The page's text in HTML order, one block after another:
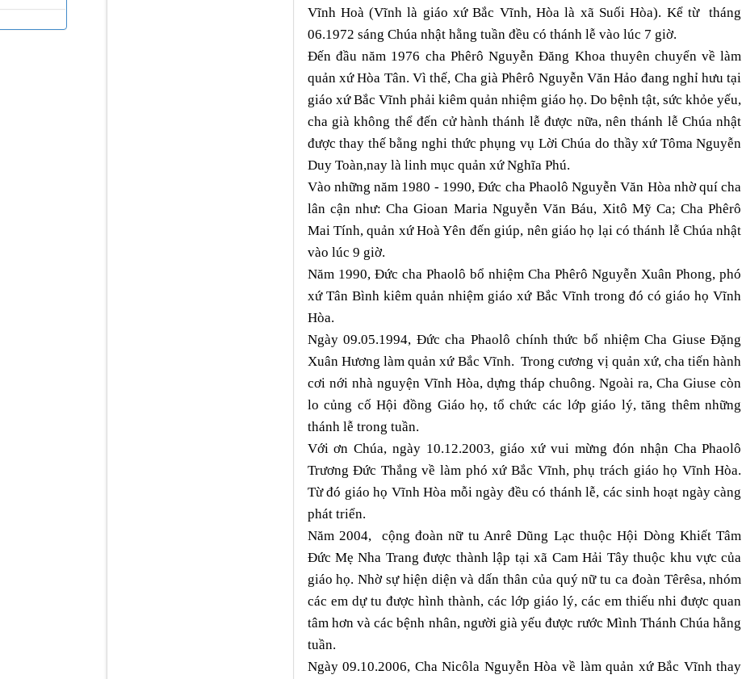
Vĩnh Hoà (Vĩnh là giáo xứ Bắc Vĩnh, Hòa là xã Suối Hòa). Kể từ tháng
06.1972 sáng Chúa nhật hằng tuần đều có thánh lễ vào lúc 7 giờ.
Ðến đầu năm 1976 cha Phêrô Nguyễn Đăng Khoa thuyên chuyển về làm
quản xứ Hòa Tân. Vì thế, Cha già Phêrô Nguyễn Văn Hảo đang nghỉ hưu tại
giáo xứ Bắc Vĩnh phải kiêm quản nhiệm giáo họ. Do bệnh tật, sức khỏe yếu,
cha già không thể đến cử hành thánh lễ được nữa, nên thánh lễ Chúa nhật
được thay thế bằng nghi thức phụng vụ Lời Chúa do thầy xứ Tôma Nguyễn
Duy Toàn,nay là linh mục quản xứ Nghĩa Phú.
Vào những năm 1980 - 1990, Ðức cha Phaolô Nguyễn Văn Hòa nhờ quí cha
lân cận như: Cha Gioan Maria Nguyễn Văn Báu, Xitô Mỹ Ca; Cha Phêrô
Mai Tính, quản xứ Hoà Yên đến giúp, nên giáo họ lại có thánh lễ Chúa nhật
vào lúc 9 giờ.
Năm 1990, Ðức cha Phaolô bổ nhiệm Cha Phêrô Nguyễn Xuân Phong, phó
xứ Tân Bình kiêm quản nhiệm giáo xứ Bắc Vĩnh trong đó có giáo họ Vĩnh
Hòa.
Ngày 09.05.1994, Ðức cha Phaolô chính thức bổ nhiệm Cha Giuse Ðặng
Xuân Hương làm quản xứ Bắc Vĩnh. Trong cương vị quản xứ, cha tiến hành
cơi nới nhà nguyện Vĩnh Hòa, dựng tháp chuông. Ngoài ra, Cha Giuse còn
lo củng cố Hội đồng Giáo họ, tổ chức các lớp giáo lý, tăng thêm những
thánh lễ trong tuần.
Với ơn Chúa, ngày 10.12.2003, giáo xứ vui mừng đón nhận Cha Phaolô
Trương Ðức Thắng về làm phó xứ Bắc Vĩnh, phụ trách giáo họ Vĩnh Hòa.
Từ đó giáo họ Vĩnh Hòa mỗi ngày đều có thánh lễ, các sinh hoạt ngày càng
phát triển.
Năm 2004, cộng đoàn nữ tu Anrê Dũng Lạc thuộc Hội Dòng Khiết Tâm
Ðức Mẹ Nha Trang được thành lập tại xã Cam Hải Tây thuộc khu vực của
giáo họ. Nhờ sự hiện diện và dấn thân của quý nữ tu ca đoàn Têrêsa, nhóm
các em dự tu được hình thành, các lớp giáo lý, các em thiếu nhi được quan
tâm hơn và các bệnh nhân, người già yếu được rước Mình Thánh Chúa hằng
tuần.
Ngày 09.10.2006, Cha Nicôla Nguyễn Hòa về làm quản xứ Bắc Vĩnh thay